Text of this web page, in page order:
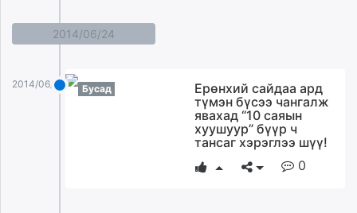
2014/06/24
2014/06/24 Бусад
Ерөнхий сайдаа ард
түмэн бүсээ чангалж
явахад “10 саяын
хуушуур” бүүр ч
тансаг хэрэглээ шүү!
0